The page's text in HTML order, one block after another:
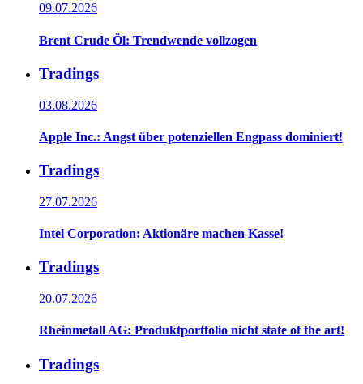
09.07.2026
Brent Crude Öl: Trendwende vollzogen
Tradings
03.08.2026
Apple Inc.: Angst über potenziellen Engpass dominiert!
Tradings
27.07.2026
Intel Corporation: Aktionäre machen Kasse!
Tradings
20.07.2026
Rheinmetall AG: Produktportfolio nicht state of the art!
Tradings